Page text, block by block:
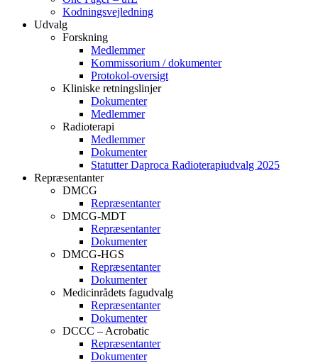
Kodningsvejledning
Udvalg
Forskning
Medlemmer
Kommissorium / dokumenter
Protokol-oversigt
Kliniske retningslinjer
Dokumenter
Medlemmer
Radioterapi
Medlemmer
Dokumenter
Statutter Daproca Radioterapiudvalg 2025
Repræsentanter
DMCG
Repræsentanter
DMCG-MDT
Repræsentanter
Dokumenter
DMCG-HGS
Repræsentanter
Dokumenter
Medicinrådets fagudvalg
Repræsentanter
Dokumenter
DCCC – Acrobatic
Repræsentanter
Dokumenter